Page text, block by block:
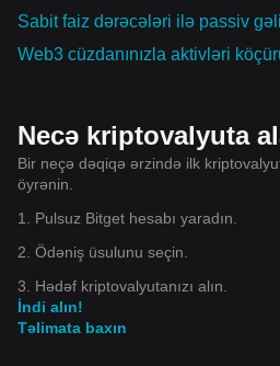
Sabit faiz dərəcələri ilə passiv
Web3 cüzdanınızla aktivləri
Necə kriptovalyuta
Bir neçə dəqiqə ərzində ilk
öyrənin.
1. Pulsuz Bitget hesabı yaradın.
2. Ödəniş üsulunu seçin.
3. Hədəf kriptovalyutanızı alın.
İndi alın!
Təlimata baxın